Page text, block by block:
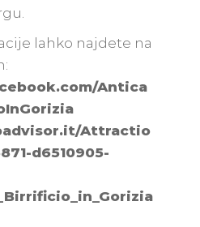
lahko najdete na
Antica
Attractio
d6510905-